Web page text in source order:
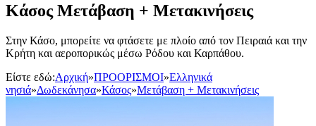
Κάσος Μετάβαση + Μετακινήσεις
Στην Κάσο, μπορείτε να φτάσετε με πλοίο από τον Πειραιά και την
Κρήτη και αεροπορικώς μέσω Ρόδου και Καρπάθου.
Είστε εδώ:Αρχική»ΠΡΟΟΡΙΣΜΟΙ»Ελληνικά
νησιά»Δωδεκάνησα»Κάσος»Μετάβαση + Μετακινήσεις